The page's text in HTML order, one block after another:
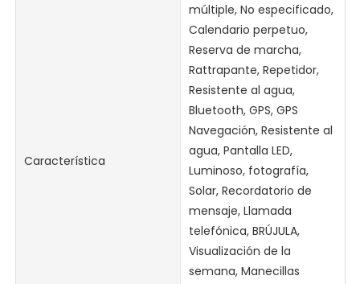
Característica
múltiple, No especificado,
Calendario perpetuo,
Reserva de marcha,
Rattrapante, Repetidor,
Resistente al agua,
Bluetooth, GPS, GPS
Navegación, Resistente al
agua, Pantalla LED,
Luminoso, fotografía,
Solar, Recordatorio de
mensaje, Llamada
telefónica, BRÚJULA,
Visualización de la
semana, Manecillas